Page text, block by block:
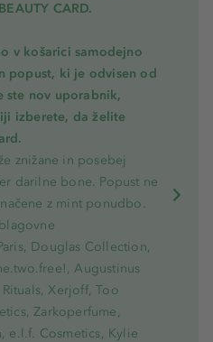
CARD.
v košarici samodejno
popust, ki je odvisen od
ste nov uporabnik,
izberete, da želite
znižane in posebej
darilne bone. Popust ne
z mint ponudbo.
Douglas Collection,
Augustinus
Xerjoff, Too
Zarkoperfume,
e.l.f. Cosmetics, Kylie